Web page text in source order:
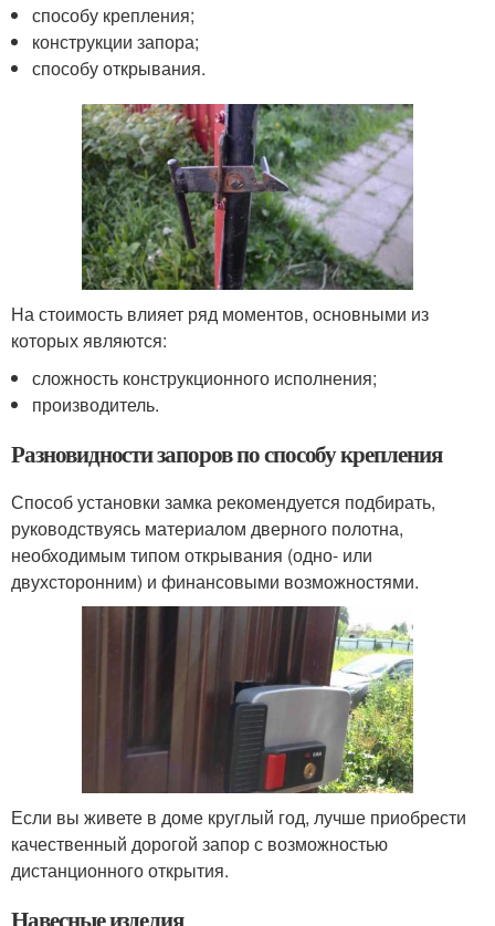
способу крепления;
конструкции запора;
способу открывания.
На стоимость влияет ряд моментов, основными из
которых являются:
сложность конструкционного исполнения;
производитель.
Разновидности запоров по способу крепления
Способ установки замка рекомендуется подбирать,
руководствуясь материалом дверного полотна,
необходимым типом открывания (одно- или
двухсторонним) и финансовыми возможностями.
Если вы живете в доме круглый год, лучше приобрести
качественный дорогой запор с возможностью
дистанционного открытия.
Навесные изделия